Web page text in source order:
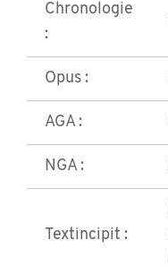
Chronologie
:
Opus :
AGA :
NGA :
Textincipit :